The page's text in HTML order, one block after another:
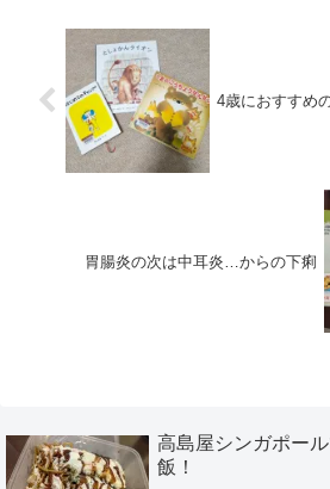
4歳におすすめ
胃腸炎の次は中耳炎…からの下痢
高島屋シンガポー
飯！